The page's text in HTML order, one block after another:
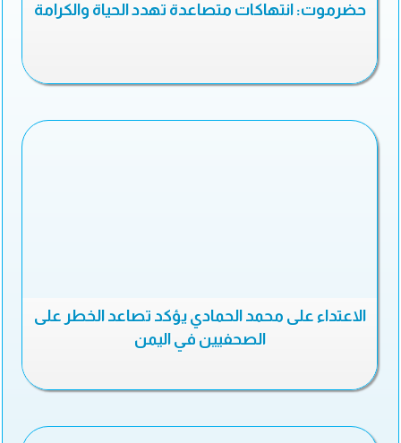
حضرموت: انتهاكات متصاعدة تهدد الحياة والكرامة
الاعتداء على محمد الحمادي يؤكد تصاعد الخطر على
الصحفيين في اليمن